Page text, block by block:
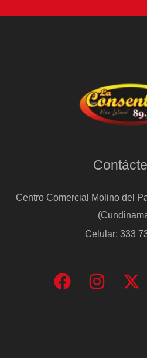
Centro Comercial Molino del
Celular: 333